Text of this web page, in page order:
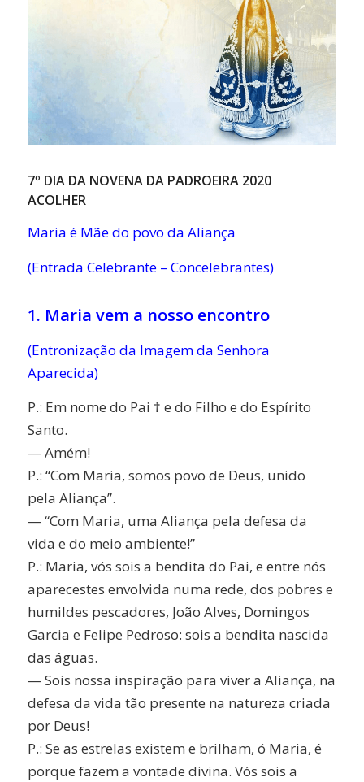
7º DIA DA NOVENA DA PADROEIRA 2020
ACOLHER
Maria é Mãe do povo da Aliança
(Entrada Celebrante – Concelebrantes)
1. Maria vem a nosso encontro
(Entronização da Imagem da Senhora
Aparecida)
P.: Em nome do Pai † e do Filho e do Espírito
Santo.
— Amém!
P.: “Com Maria, somos povo de Deus, unido
pela Aliança”.
— “Com Maria, uma Aliança pela defesa da
vida e do meio ambiente!”
P.: Maria, vós sois a bendita do Pai, e entre nós
aparecestes envolvida numa rede, dos pobres e
humildes pescadores, João Alves, Domingos
Garcia e Felipe Pedroso: sois a bendita nascida
das águas.
— Sois nossa inspiração para viver a Aliança, na
defesa da vida tão presente na natureza criada
por Deus!
P.: Se as estrelas existem e brilham, ó Maria, é
porque fazem a vontade divina. Vós sois a